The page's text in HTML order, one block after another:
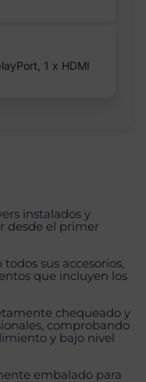
1 x HDMI
instalados y
desde el primer
sus accesorios,
que incluyen los
chequeado y
comprobando
y bajo nivel
embalado para